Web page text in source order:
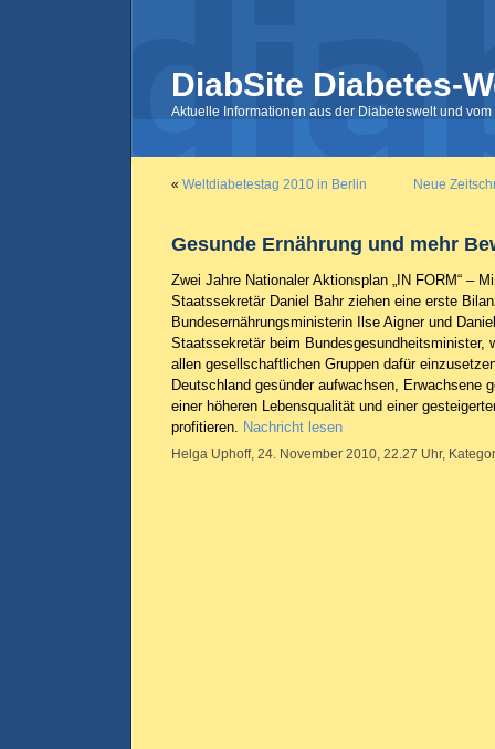
DiabSite Diabetes-
Aktuelle Informationen aus der Diabeteswelt und
« Weltdiabetestag 2010 in Berlin Neue
Gesunde Ernährung und mehr
Zwei Jahre Nationaler Aktionsplan „IN FORM“ –
Staatssekretär Daniel Bahr ziehen eine erste
Bundesernährungsministerin Ilse Aigner und
Staatssekretär beim Bundesgesundheitsminister,
allen gesellschaftlichen Gruppen dafür
Deutschland gesünder aufwachsen, Erwachsene
einer höheren Lebensqualität und einer
profitieren. Nachricht lesen
Helga Uphoff, 24. November 2010, 22.27 Uhr,